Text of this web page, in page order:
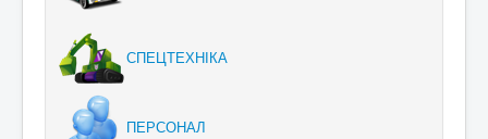
СПЕЦТЕХНІКА
ПЕРСОНАЛ